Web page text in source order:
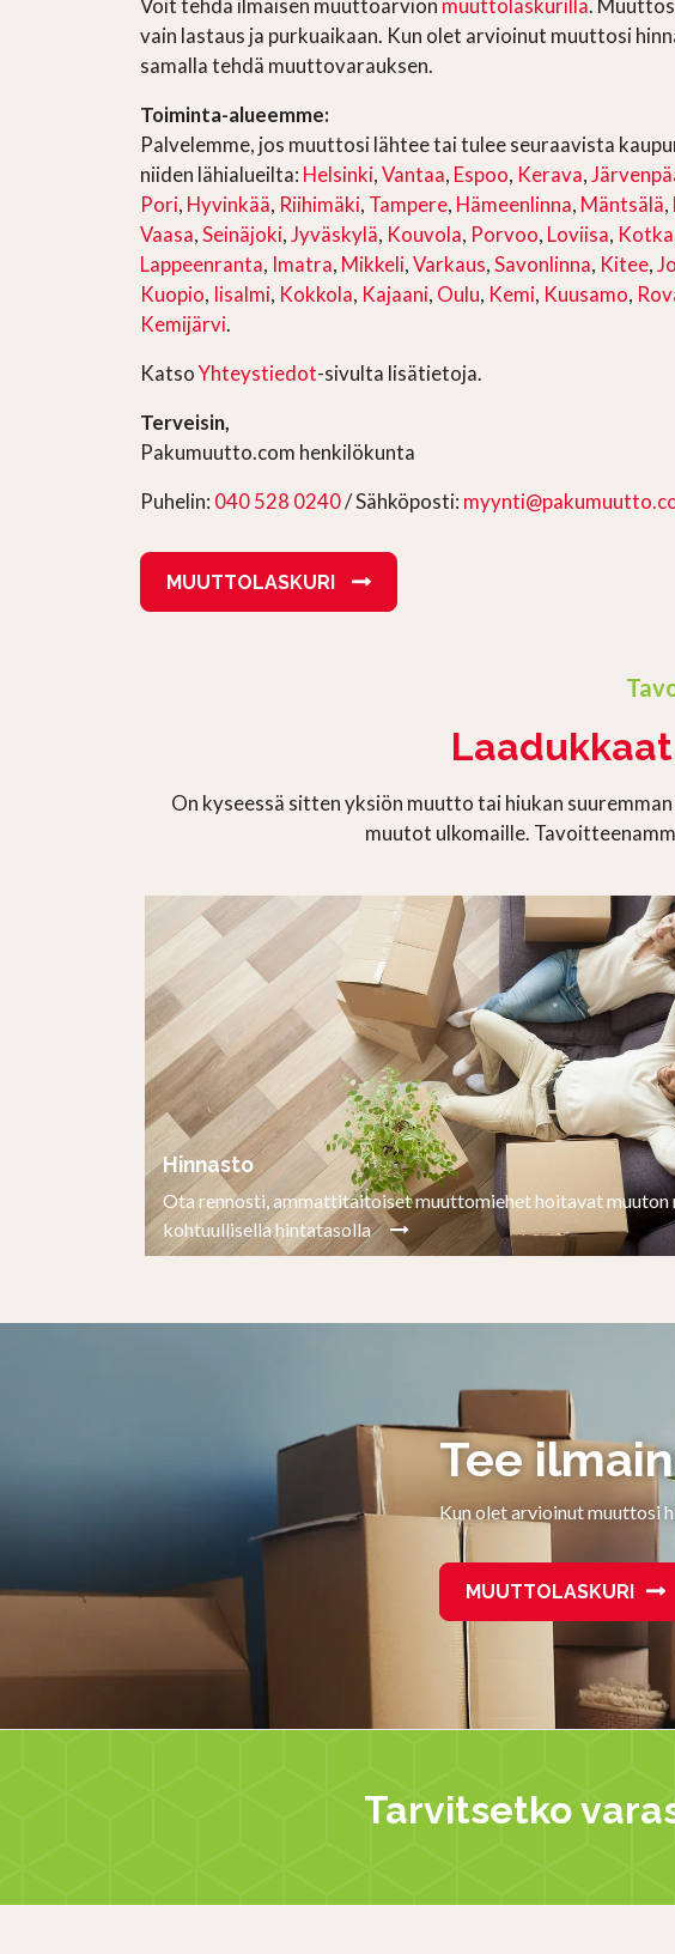
Voit tehdä ilmaisen muuttoarvion muuttolaskurilla.
vain lastaus ja purkuaikaan. Kun olet arvioinut muuttosi
samalla tehdä muuttovarauksen.
Toiminta-alueemme:
Palvelemme, jos muuttosi lähtee tai tulee seuraavista
niiden lähialueilta: Helsinki,Vantaa, Espoo, Kerava,
Pori, Hyvinkää, Riihimäki, Tampere, Hämeenlinna, Mäntsälä,
Vaasa,Seinäjoki,Jyväskylä, Kouvola, Porvoo, Loviisa, Kotka
Lappeenranta, Imatra, Mikkeli,Varkaus,Savonlinna, Kitee,
Kuopio, Iisalmi, Kokkola, Kajaani, Oulu, Kemi, Kuusamo,
Kemijärvi.
KatsoYhteystiedot-sivulta lisätietoja.
Terveisin,
Pakumuutto.com henkilökunta
Puhelin: 040 528 0240/ Sähköposti:
MUUTTOLASKURI
On kyseessä sitten yksiön muutto tai hiukan
muutot ulkomaille.
Hinnasto
Ota rennosti, ammattitaitoiset muuttomiehet hoitavat muuton
kohtuullisella hintatasolla
Tee
Kun olet arvioinut muuttosi
MUUTTOLASKURI
Tarvitsetko